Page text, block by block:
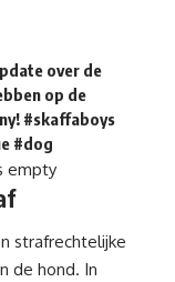
over de
op de
#skaffaboys
#dog
empty
strafrechtelijke
de hond. In